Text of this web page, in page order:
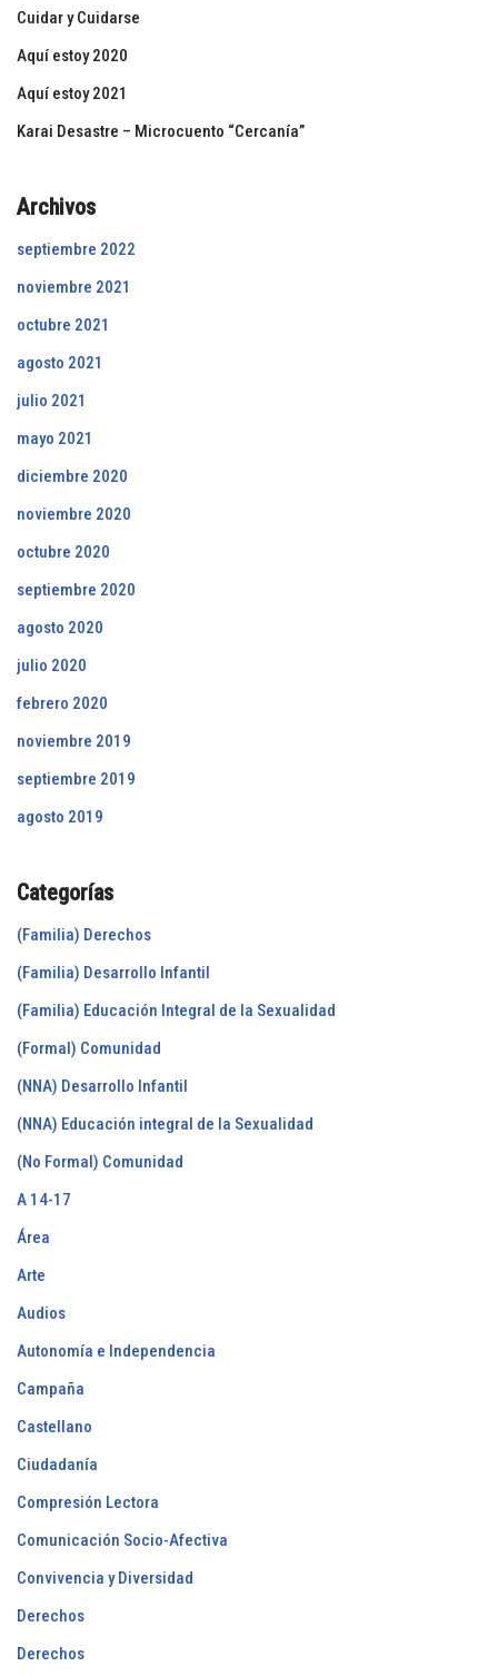
Cuidar y Cuidarse
Aquí estoy 2020
Aquí estoy 2021
Karai Desastre – Microcuento “Cercanía”
Archivos
septiembre 2022
noviembre 2021
octubre 2021
agosto 2021
julio 2021
mayo 2021
diciembre 2020
noviembre 2020
octubre 2020
septiembre 2020
agosto 2020
julio 2020
febrero 2020
noviembre 2019
septiembre 2019
agosto 2019
Categorías
(Familia) Derechos
(Familia) Desarrollo Infantil
(Familia) Educación Integral de la Sexualidad
(Formal) Comunidad
(NNA) Desarrollo Infantil
(NNA) Educación integral de la Sexualidad
(No Formal) Comunidad
A 14-17
Área
Arte
Audios
Autonomía e Independencia
Campaña
Castellano
Ciudadanía
Compresión Lectora
Comunicación Socio-Afectiva
Convivencia y Diversidad
Derechos
Derechos